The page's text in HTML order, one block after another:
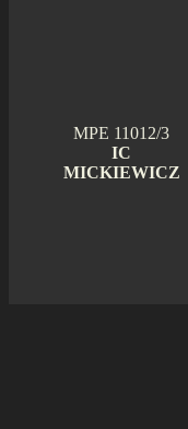
MPE 11012/3
IC
MICKIEWICZ